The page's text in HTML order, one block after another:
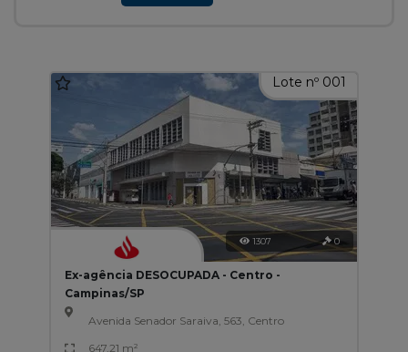
Lote nº 001
1307 0
Ex-agência DESOCUPADA - Centro -
Campinas/SP
Avenida Senador Saraiva, 563, Centro
647,21 m²